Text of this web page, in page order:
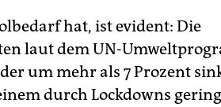
hat, ist evident: Die
laut dem UN-
um mehr als 7 Prozent
durch Lockdowns